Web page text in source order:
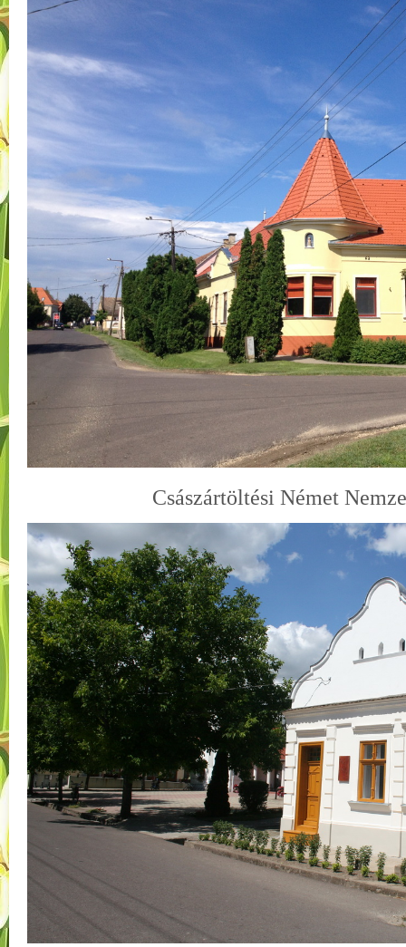
Császártöltési Német